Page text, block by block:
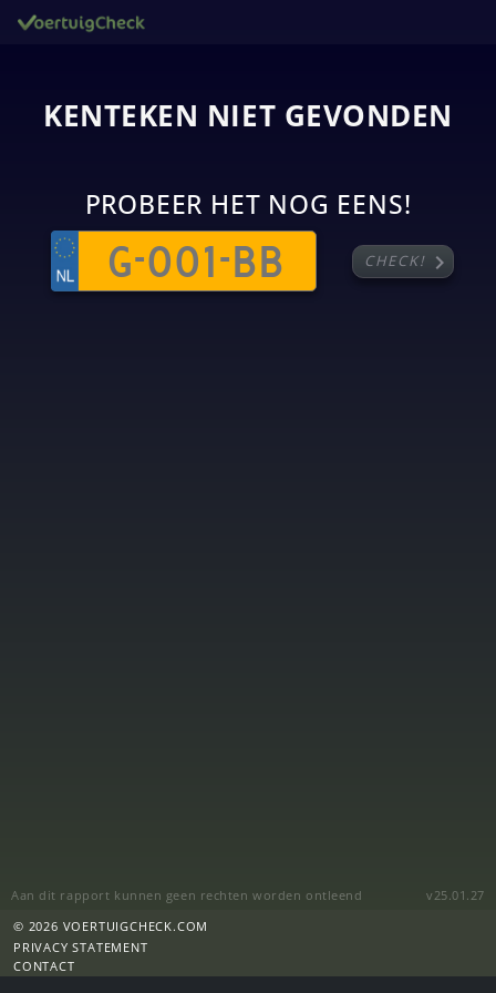
KENTEKEN NIET GEVONDEN
PROBEER HET NOG EENS!
CHECK! chevron_right
Aan dit rapport kunnen geen rechten worden ontleend
v25.01.27
© 2026 VOERTUIGCHECK.COM
PRIVACY STATEMENT
CONTACT